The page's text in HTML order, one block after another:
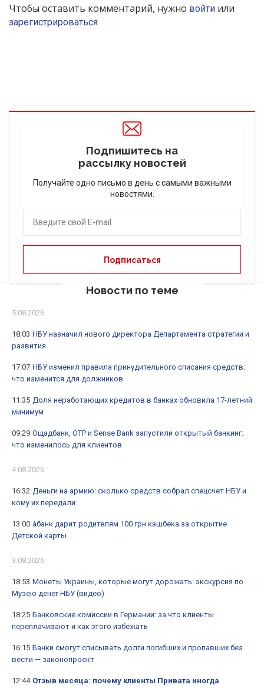
Чтобы оставить комментарий, нужно войти или
зарегистрироваться
Подпишитесь на
рассылку новостей
Получайте одно письмо в день с самыми важными
новостями.
Новости по теме
5.08.2026
18:03 НБУ назначил нового директора Департамента стратегии и
развития
17:07 НБУ изменил правила принудительного списания средств:
что изменится для должников
11:35 Доля неработающих кредитов в банках обновила 17-летний
минимум
09:29 Ощадбанк, OTP и Sense Bank запустили открытый банкинг:
что изменилось для клиентов
4.08.2026
16:32 Деньги на армию: сколько средств собрал спецсчет НБУ и
кому их передали
13:00 àбанк дарит родителям 100 грн кэшбека за открытие
Детской карты
3.08.2026
18:53 Монеты Украины, которые могут дорожать: экскурсия по
Музею денег НБУ (видео)
18:25 Банковские комиссии в Германии: за что клиенты
переплачивают и как этого избежать
16:15 Банки смогут списывать долги погибших и пропавших без
вести — законопроект
12:44 Отзыв месяца: почему клиенты Привата иногда